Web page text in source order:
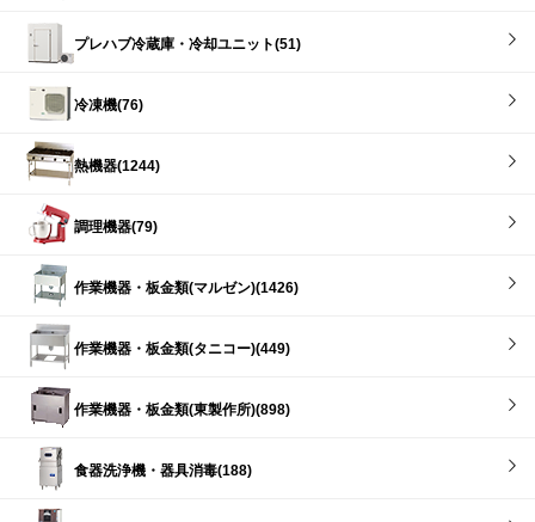
プレハブ冷蔵庫・冷却ユニット(51)
冷凍機(76)
熱機器(1244)
調理機器(79)
作業機器・板金類(マルゼン)(1426)
作業機器・板金類(タニコー)(449)
作業機器・板金類(東製作所)(898)
食器洗浄機・器具消毒(188)